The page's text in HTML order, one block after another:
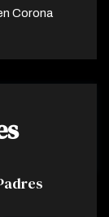
Corona